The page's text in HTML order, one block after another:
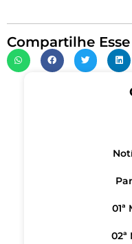
Compartilhe
02ª